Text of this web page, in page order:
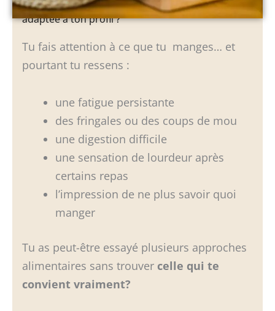
Et si ton alimentation n’était simplement pas
adaptée à ton profil ?
Tu fais attention à ce que tu manges… et
pourtant tu ressens :
une fatigue persistante
des fringales ou des coups de mou
une digestion difficile
une sensation de lourdeur après
certains repas
l’impression de ne plus savoir quoi
manger
Tu as peut-être essayé plusieurs approches
alimentaires sans trouver celle qui te
convient vraiment?